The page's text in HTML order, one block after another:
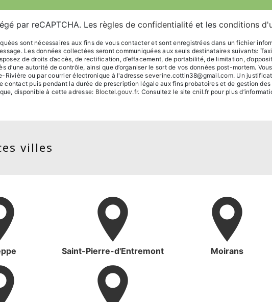
par reCAPTCHA. Les règles de confidentialité et les conditions
sont nécessaires aux fins de vous contacter et sont enregistrées dans un fichier
Les données collectées seront communiquées aux seuls destinataires suivants:
de droits d’accès, de rectification, d’effacement, de portabilité, de limitation,
d’une autorité de contrôle, ainsi que d’organiser le sort de vos données post-mortem.
ou par courrier électronique à l'adresse severine.cottin38@gmail.com. Un
contact puis pendant la durée de prescription légale aux fins probatoires et de gestion
disponible à cette adresse: Bloctel.gouv.fr. Consultez le site cnil.fr pour plus
villes
Saint-Pierre-d'Entremont Moirans